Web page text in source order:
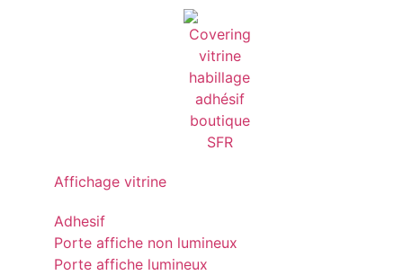
Affichage vitrine
Adhesif
Porte affiche non lumineux
Porte affiche lumineux